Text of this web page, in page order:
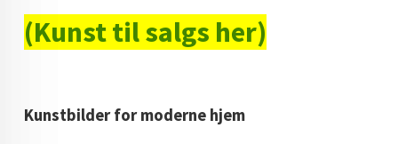
POP ART
(Kunst til salgs her)
Kunstbilder for moderne hjem